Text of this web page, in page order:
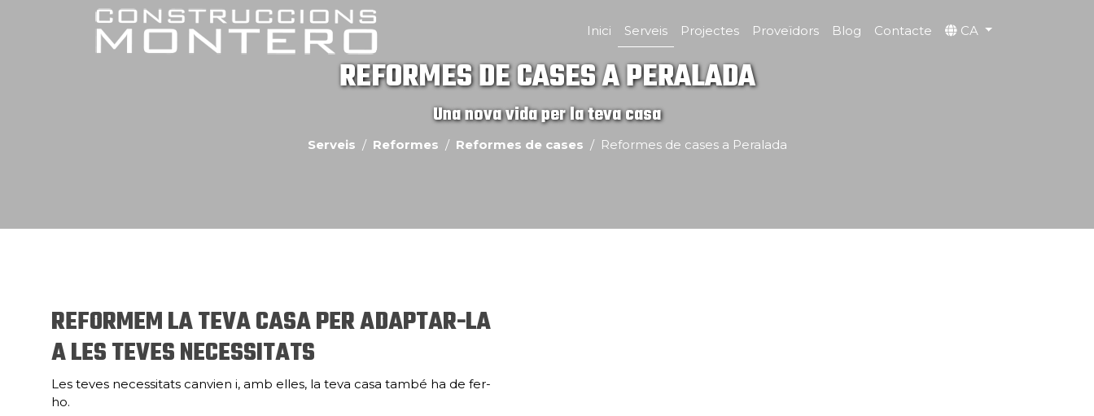
Inici Serveis Projectes Proveïdors Blog Contacte CA
REFORMES DE CASES A PERALADA
Una nova vida per la teva casa
Serveis Reformes Reformes de cases Reformes de cases a Peralada
REFORMEM LA TEVA CASA PER ADAPTAR-LA
A LES TEVES NECESSITATS
Les teves necessitats canvien i, amb elles, la teva casa també ha de fer-
ho.